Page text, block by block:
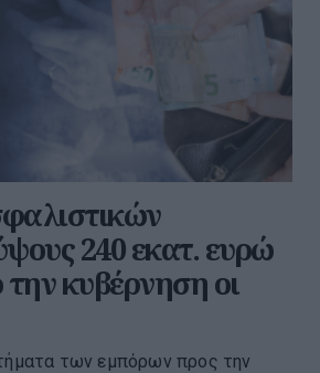
240 εκατ. ευρώ
κυβέρνηση οι
των εμπόρων προς την